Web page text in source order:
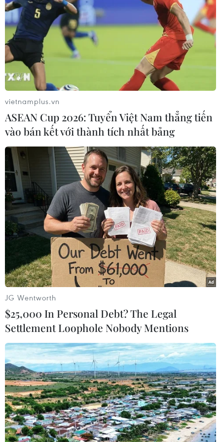
(Vietnam+)
#hệ thống điện #thủy điện
#nhiệt điện
#năng lượng tái tạo
#nhiệt điện than
TP. Hà Nội
Lai Châu
Sơn La Tp. Hồ Chí Minh
Theo dõi VietnamPlus
TIN LIÊN QUAN
vietnamplus.vn
ASEAN Cup 2026: Tuyển Việt Nam thẳng tiến
vào bán kết với thành tích nhất bảng
JG Wentworth
$25,000 In Personal Debt? The Legal
Settlement Loophole Nobody Mentions